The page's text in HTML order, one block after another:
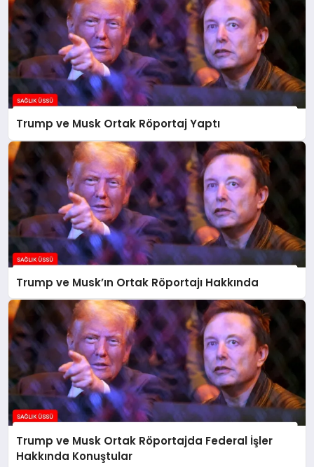
Trump ve Musk Ortak Röportaj Yaptı
Trump ve Musk’ın Ortak Röportajı Hakkında
Trump ve Musk Ortak Röportajda Federal İşler
Hakkında Konuştular